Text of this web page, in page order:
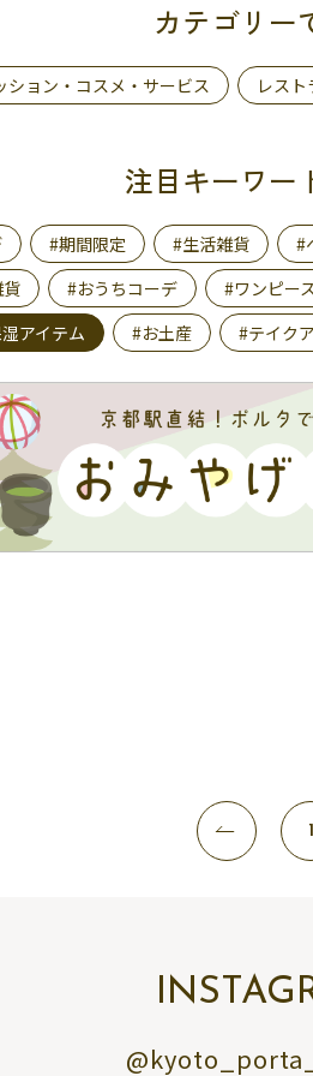
カテゴリー
ション・コスメ・サービス レス
注目キーワー
#期間限定 #生活雑貨 #
#おうちコーデ #ワンピー
アイテム #お土産 #テイク
1